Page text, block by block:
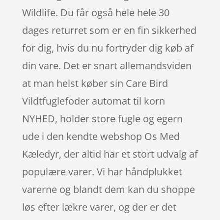
Wildlife. Du får også hele hele 30
dages returret som er en fin sikkerhed
for dig, hvis du nu fortryder dig køb af
din vare. Det er snart allemandsviden
at man helst køber sin Care Bird
Vildtfuglefoder automat til korn
NYHED, holder store fugle og egern
ude i den kendte webshop Os Med
Kæledyr, der altid har et stort udvalg af
populære varer. Vi har håndplukket
varerne og blandt dem kan du shoppe
løs efter lækre varer, og der er det